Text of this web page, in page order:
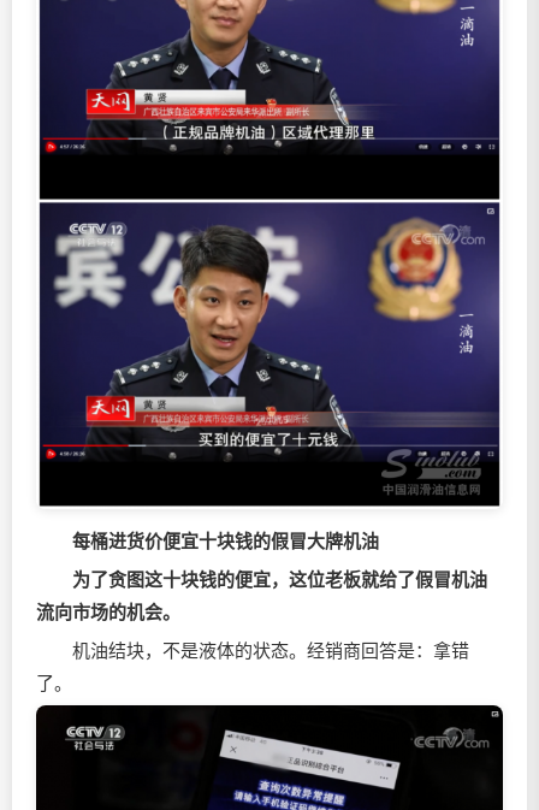
每桶进货价便宜十块钱的假冒大牌机油
为了贪图这十块钱的便宜，这位老板就给了假冒机油
流向市场的机会。
机油结块，不是液体的状态。经销商回答是：拿错
了。